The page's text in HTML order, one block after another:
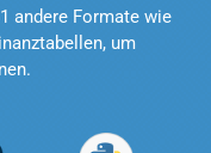
andere Formate wie
um